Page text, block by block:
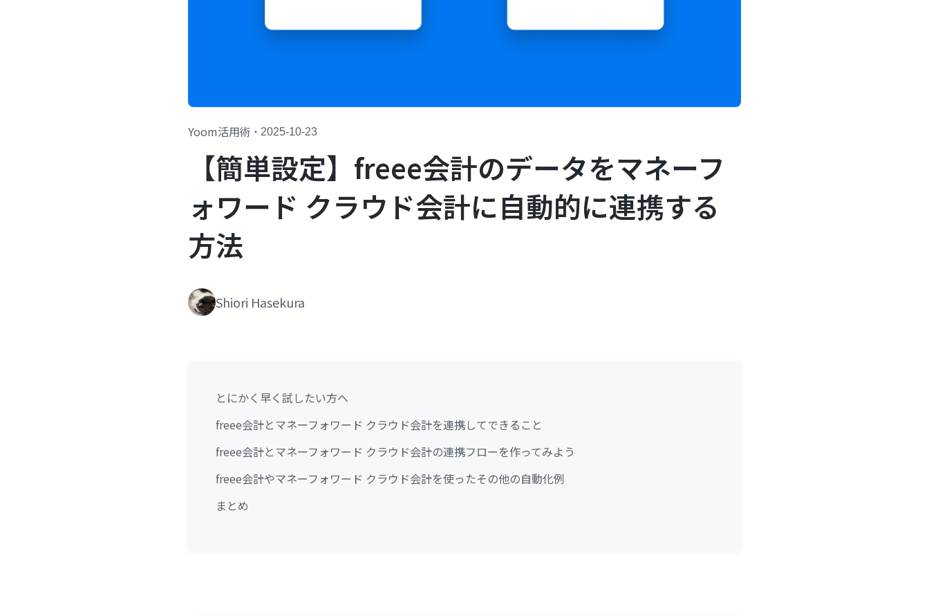
Yoom活用術 ・ 2025-10-23
【簡単設定】freee会計のデータをマネーフ
ォワード クラウド会計に自動的に連携する
方法
Shiori Hasekura
とにかく早く試したい方へ
freee会計とマネーフォワード クラウド会計を連携してできること
freee会計とマネーフォワード クラウド会計の連携フローを作ってみよう
freee会計やマネーフォワード クラウド会計を使ったその他の自動化例
まとめ